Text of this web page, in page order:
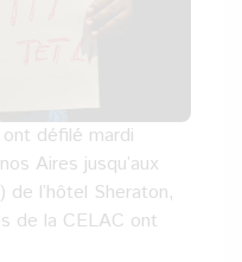
défilé mardi
Aires jusqu’aux
l’hôtel Sheraton,
de la CELAC ont